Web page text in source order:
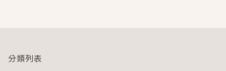
分類列表